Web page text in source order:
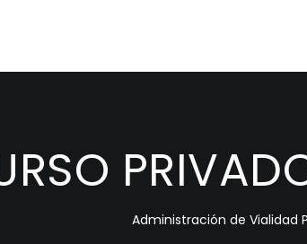
Administración de Vialidad